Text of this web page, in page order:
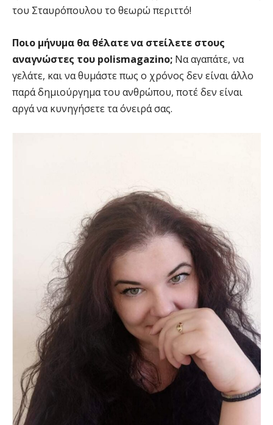
του Σταυρόπουλου το θεωρώ περιττό!
Ποιο μήνυμα θα θέλατε να στείλετε στους
αναγνώστες του polismagazino; Να αγαπάτε, να
γελάτε, και να θυμάστε πως ο χρόνος δεν είναι άλλο
παρά δημιούργημα του ανθρώπου, ποτέ δεν είναι
αργά να κυνηγήσετε τα όνειρά σας.